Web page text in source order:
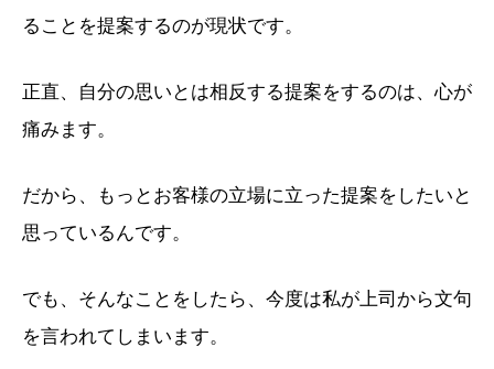
ることを提案するのが現状です。
正直、自分の思いとは相反する提案をするのは、心が
痛みます。
だから、もっとお客様の立場に立った提案をしたいと
思っているんです。
でも、そんなことをしたら、今度は私が上司から文句
を言われてしまいます。